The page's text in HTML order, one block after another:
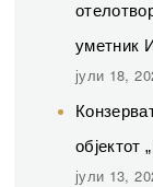
уметник
јули 18,
објектот
јули 13,